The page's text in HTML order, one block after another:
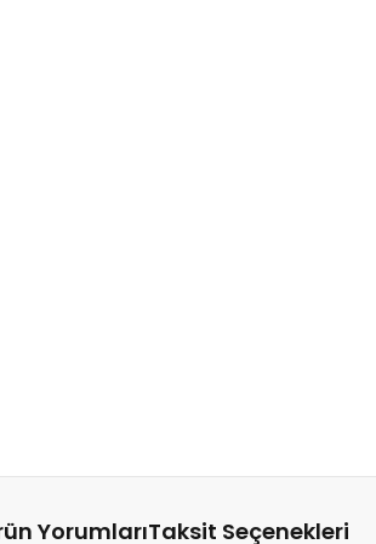
YorumlarıTaksit Seçenekleri